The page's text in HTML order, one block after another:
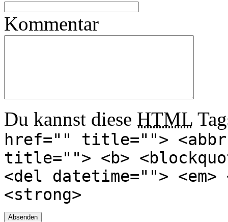
Kommentar
Du kannst diese HTML
href="" title="">
title=""> <b>
<del datetime="">
<strong>